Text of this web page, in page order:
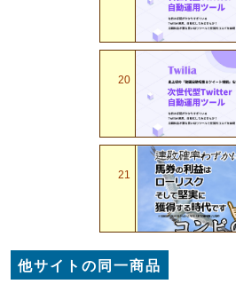
20
21
他サイトの同一商品